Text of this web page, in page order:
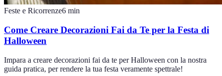
Feste e Ricorrenze6 min
Come Creare Decorazioni Fai da Te per la Festa di
Halloween
Impara a creare decorazioni fai da te per Halloween con la nostra
guida pratica, per rendere la tua festa veramente spettrale!